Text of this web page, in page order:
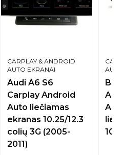
CARPLAY & ANDROID
AUTO EKRANAI
Audi A6 S6
Carplay Android
Auto liečiamas
ekranas 10.25/12.3
colių 3G (2005-
2011)